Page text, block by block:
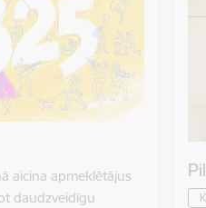
aicina apmeklētājus
daudzveidīgu